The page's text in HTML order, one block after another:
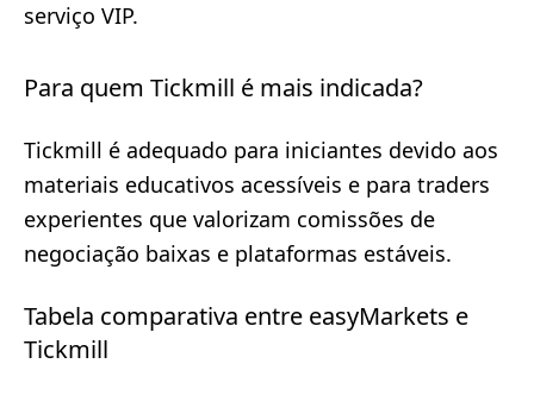
serviço VIP.
Para quem Tickmill é mais indicada?
Tickmill é adequado para iniciantes devido aos
materiais educativos acessíveis e para traders
experientes que valorizam comissões de
negociação baixas e plataformas estáveis.
Tabela comparativa entre easyMarkets e
Tickmill